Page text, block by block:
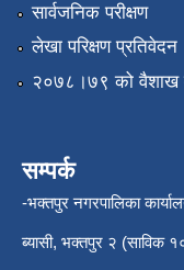
सार्वजनिक परीक्षण
लेखा परिक्षण प्रतिवेदन
२०७८।७९ को वैशाख
सम्पर्क
-भक्तपुर नगरपालिका
ब्यासी, भक्तपुर २ (साविक